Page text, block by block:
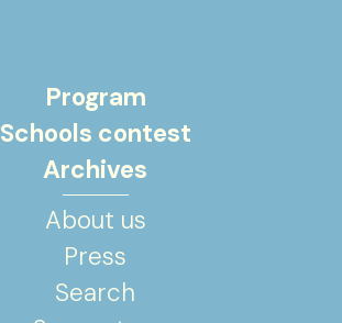
Program
Schools contest
Archives
About us
Press
Search